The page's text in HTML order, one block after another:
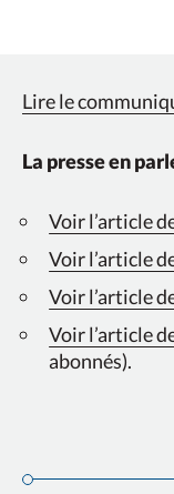
Lire le
La presse en
Voir l’article
Voir l’article
Voir l’article
Voir l’article
abonnés).